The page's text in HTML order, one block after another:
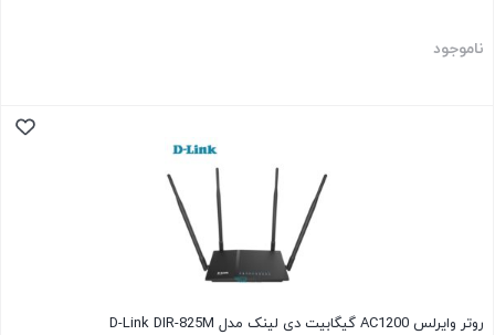
ناموجود
روتر وایرلس AC1200 گیگابیت دی لینک مدل D-Link DIR-825M